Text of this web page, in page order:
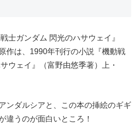
士ガンダム 閃光のハサウェイ』
作は、1990年刊行の小説『機動戦
ウェイ』（富野由悠季著）上・
ンダルシアと、この本の挿絵のギギ
違うのが面白いところ！